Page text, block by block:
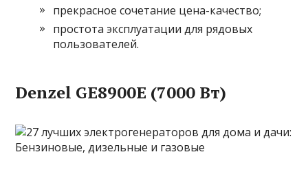
прекрасное сочетание цена-качество;
простота эксплуатации для рядовых
пользователей.
Denzel GE8900E (7000 Вт)